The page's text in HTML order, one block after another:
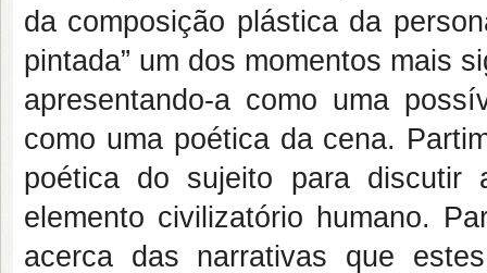
da composição plástica da
pintada” um dos momentos mais
apresentando-a como uma
como uma poética da cena.
poética do sujeito para discutir
elemento civilizatório humano.
acerca das narrativas que